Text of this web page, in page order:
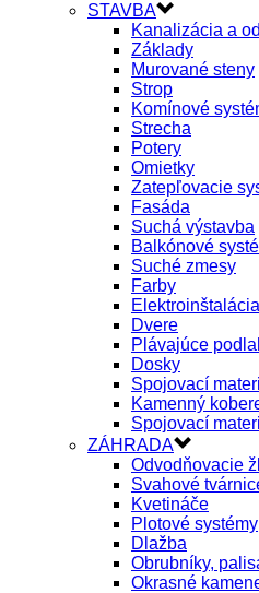
STAVBA
Kanalizácia a
Základy
Murované steny
Strop
Komínové
Strecha
Potery
Omietky
Zatepľovacie
Fasáda
Suchá výstavba
Balkónové
Suché zmesy
Farby
Elektroinštalácia
Dvere
Plávajúce
Dosky
Spojovací
Kamenný
Spojovací
ZÁHRADA
Odvodňovacie
Svahové
Kvetináče
Plotové systémy
Dlažba
Obrubníky,
Okrasné